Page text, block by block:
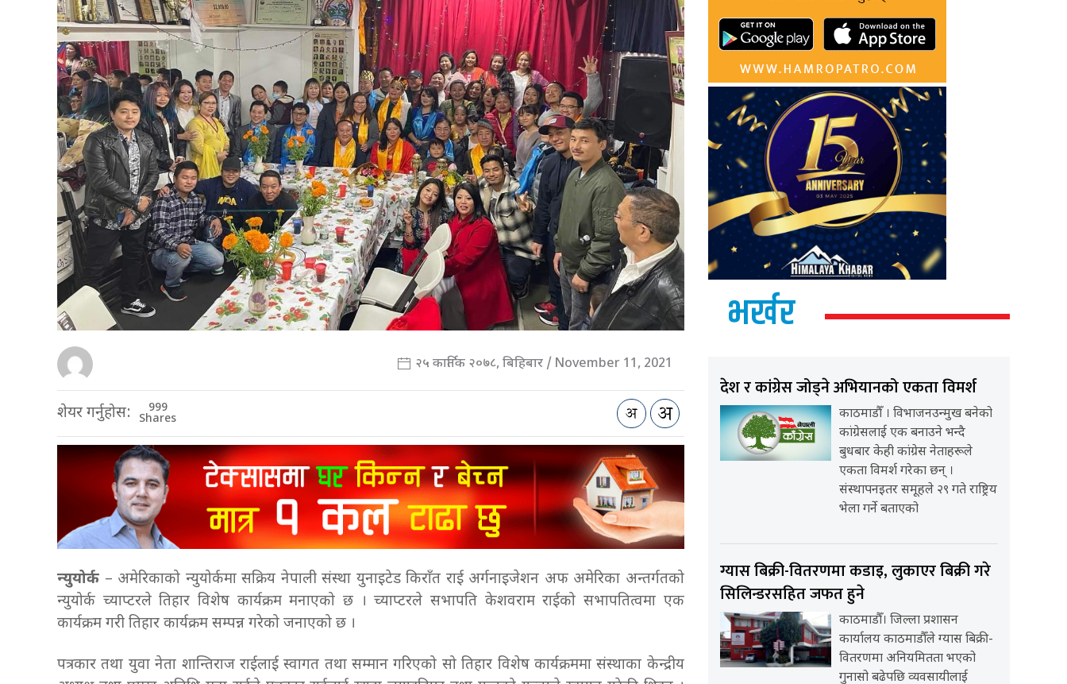
२५ कार्तिक २०७८, बिहिबार / November 11, 2021
शेयर गर्नुहोस: 999
Shares
न्युयोर्क – अमेरिकाको न्युयोर्कमा सक्रिय नेपाली संस्था युनाइटेड किराँत राई अर्गनाइजेशन अफ अमेरिका अन्तर्गतको
न्युयोर्क च्याप्टरले तिहार विशेष कार्यक्रम मनाएको छ । च्याप्टरले सभापति केशवराम राईकोसभापतित्वमा एक
कार्यक्रम गरी तिहार कार्यक्रम सम्पन्न गरेको जनाएको छ ।
पत्रकार तथा युवा नेता शान्तिराज राईलाई स्वागत तथा सम्मान गरिएको सो तिहार विशेष कार्यक्रममासंस्थाका केन्द्रीय
भर्खर
देश र कांग्रेस जोड्ने अभियानको एकता विमर्श
काठमाडौँ । विभाजनउन्मुख बनेको
कांग्रेसलाई एक बनाउने भन्दै
बुधबार केही कांग्रेस नेताहरूले
एकता विमर्श गरेका छन् ।
संस्थापनइतर समूहले २९ गते राष्ट्रिय
भेला गर्ने बताएको
ग्यास बिक्री-वितरणमा कडाइ, लुकाएर बिक्री गरे
सिलिन्डरसहित जफत हुने
काठमाडौँ। जिल्ला प्रशासन
कार्यालय काठमाडौँले ग्यास बिक्री-
वितरणमा अनियमितता भएको
गुनासो बढेपछि व्यवसायीलाई